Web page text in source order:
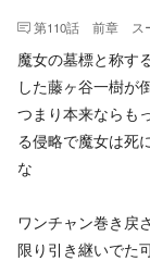
第110話 前章 ス
魔女の墓標と称す
した藤ヶ谷一樹が
つまり本来ならも
る侵略で魔女は死
な
ワンチャン巻き戻
限り引き継いでた